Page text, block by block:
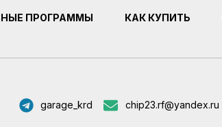
ПРОГРАММЫ КАК КУПИТЬ
garage_krd chip23.rf@yandex.ru